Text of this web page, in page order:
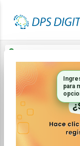
Inicio
para